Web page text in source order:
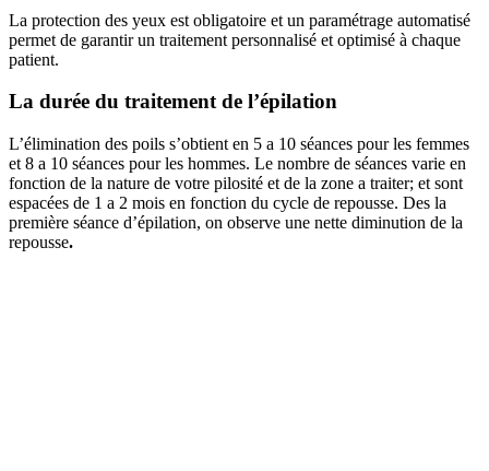
La protection des yeux est obligatoire et un paramétrage automatisé
permet de garantir un traitement personnalisé et optimisé à chaque
patient.
La durée du traitement de l’épilation
L’élimination des poils s’obtient en 5 a 10 séances pour les femmes
et 8 a 10 séances pour les hommes. Le nombre de séances varie en
fonction de la nature de votre pilosité et de la zone a traiter; et sont
espacées de 1 a 2 mois en fonction du cycle de repousse. Des la
première séance d’épilation, on observe une nette diminution de la
repousse.